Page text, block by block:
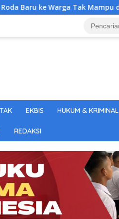
Warga Tak Mampu di Sampali
EKBIS HUKUM & KRIMINAL
REDAKSI